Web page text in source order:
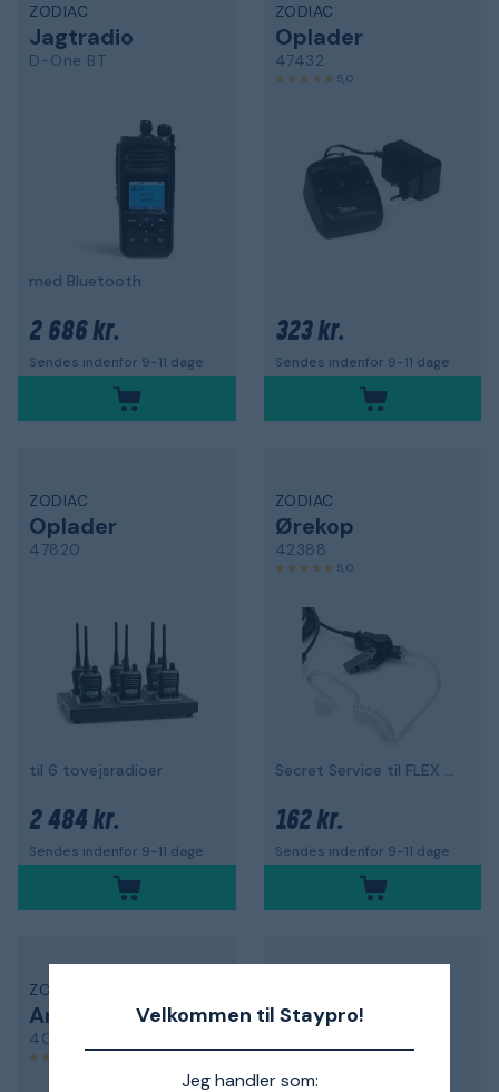
Velkommen til Staypro!
Jeg handler som:
ZODIAC
Jagtradio
D-One BT
med Bluetooth
2 686 kr.
Sendes indenfor 9-11 dage
ZODIAC
Oplader
47432
5,0
323 kr.
Sendes indenfor 9-11 dage
ZODIAC
Oplader
47820
til 6 tovejsradioer
2 484 kr.
Sendes indenfor 9-11 dage
ZODIAC
Ørekop
42388
5,0
Secret Service til FLEX headset
162 kr.
Sendes indenfor 9-11 dage
ZODIAC
Antenne
40080
Batteri